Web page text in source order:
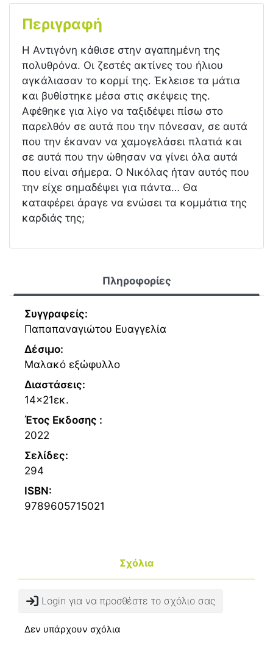
Περιγραφή
Η Αντιγόνη κάθισε στην αγαπημένη της
πολυθρόνα. Οι ζεστές ακτίνες του ήλιου
αγκάλιασαν το κορμί της. Έκλεισε τα μάτια
και βυθίστηκε μέσα στις σκέψεις της.
Αφέθηκε για λίγο να ταξιδέψει πίσω στο
παρελθόν σε αυτά που την πόνεσαν, σε αυτά
που την έκαναν να χαμογελάσει πλατιά και
σε αυτά που την ώθησαν να γίνει όλα αυτά
που είναι σήμερα. Ο Νικόλας ήταν αυτός που
την είχε σημαδέψει για πάντα… Θα
καταφέρει άραγε να ενώσει τα κομμάτια της
καρδιάς της;
Πληροφορίες
Συγγραφείς:
Παπαπαναγιώτου Ευαγγελία
Δέσιμο:
Μαλακό εξώφυλλο
Διαστάσεις:
14x21εκ.
Έτος Εκδοσης :
2022
Σελίδες:
294
ISBN:
9789605715021
Σχόλια
Login για να προσθέστε το σχόλιο σας
Δεν υπάρχουν σχόλια